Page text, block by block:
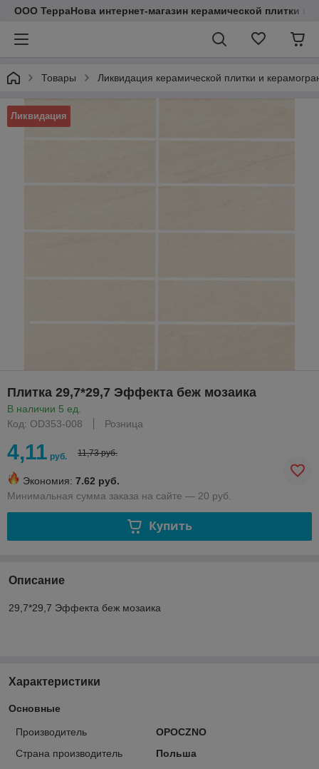
ООО ТерраНова интернет-магазин керамической плитки и
Товары Ликвидация керамической плитки и
Ликвидация
Плитка 29,7*29,7 Эффекта беж мозаика
В наличии 5 ед.
Код: OD353-008
Розница
4,11 руб. 11,73 руб.
Экономия: 7.62 руб.
Минимальная сумма заказа на сайте — 20 руб.
Купить
Описание
29,7*29,7 Эффекта беж мозаика
Характеристики
Основные
Производитель
OPOCZNO
Страна производитель
Польша